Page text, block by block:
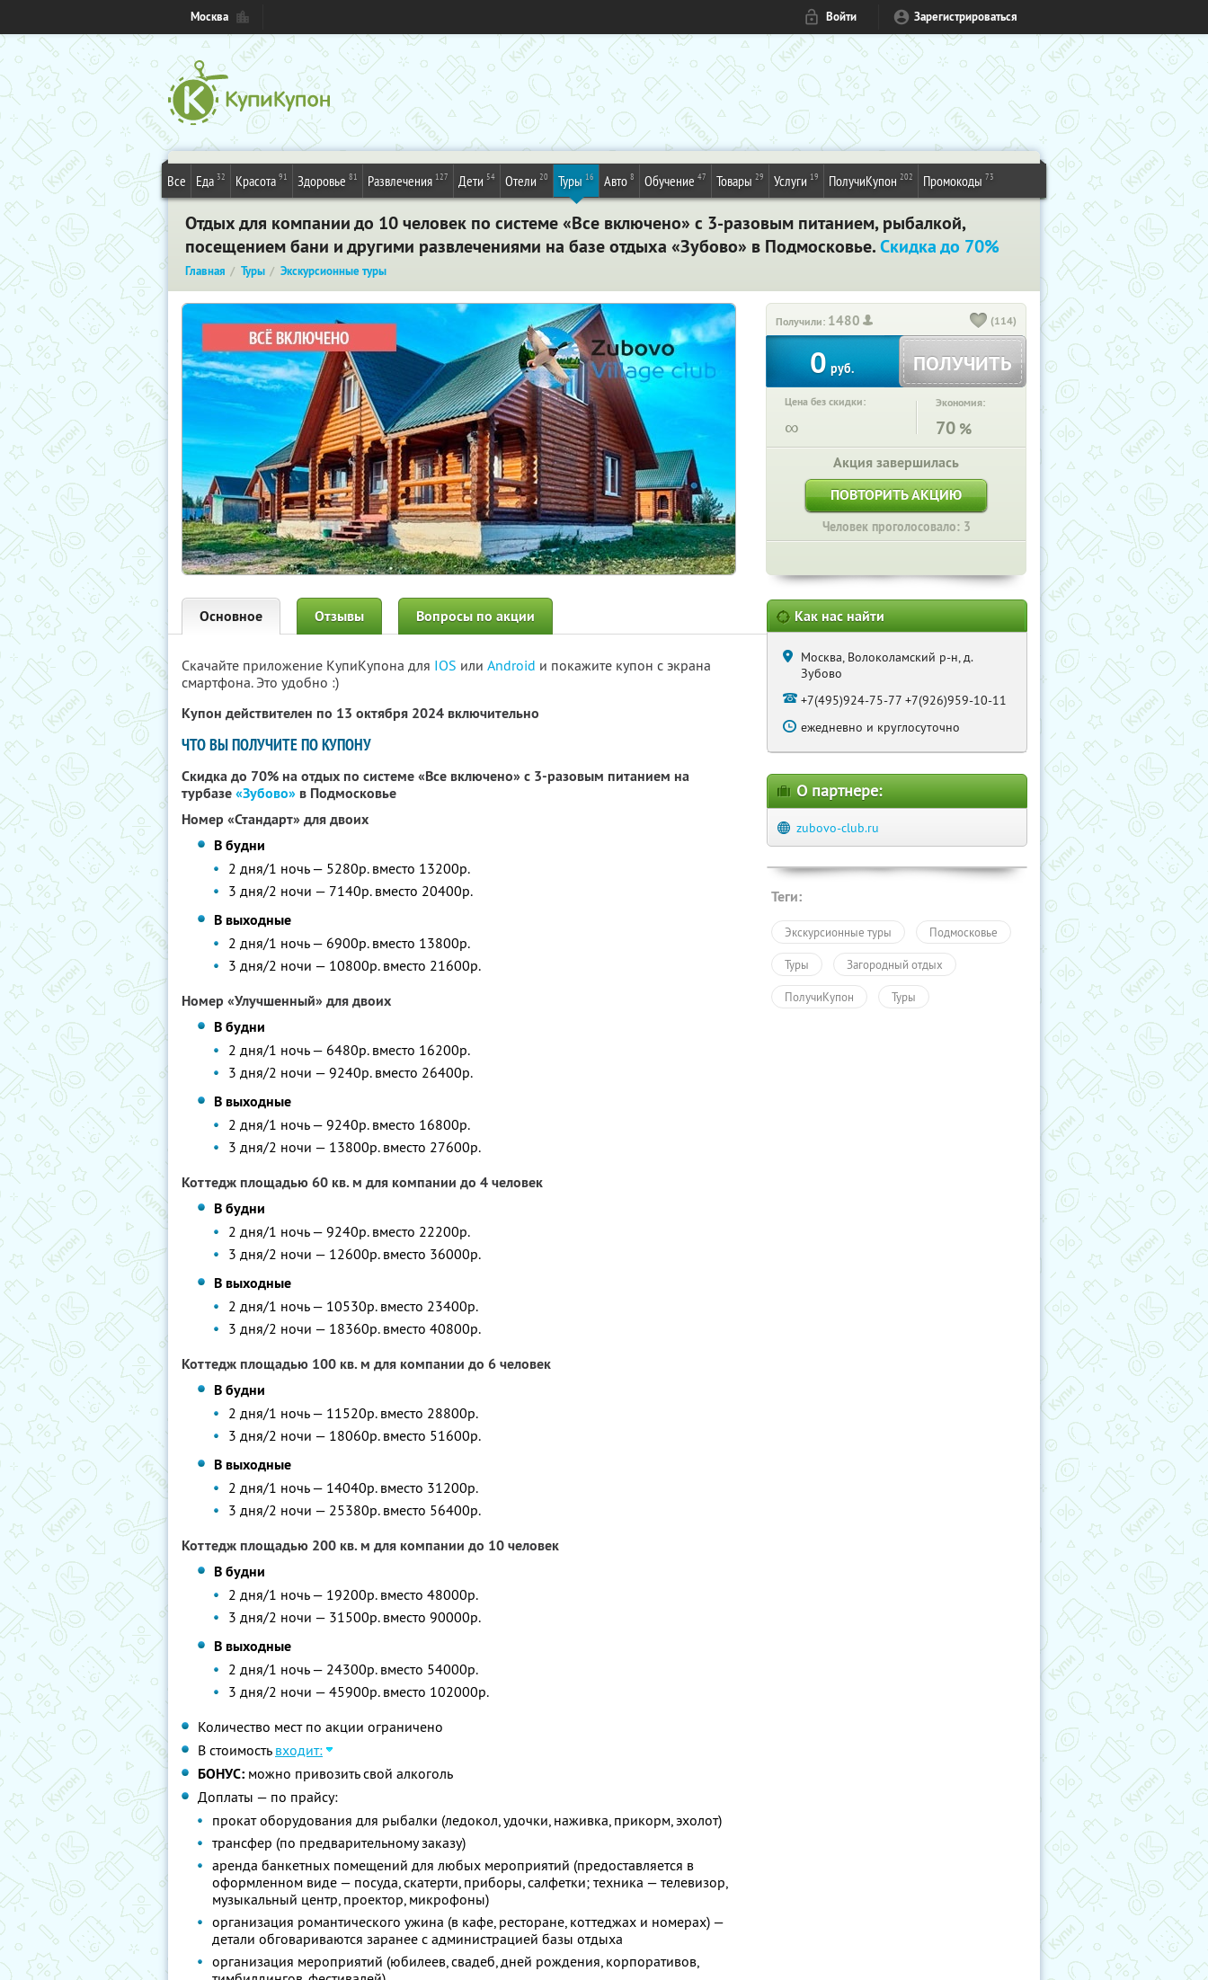
Москва Войти Зарегистрироваться
Все Еда 32 Красота 91 Здоровье 81 Развлечения 127 Дети 54 Отели 20 Туры 16 Авто 8 Обучение 47 Товары 29 Услуги 19 ПолучиКупон 202 Промокоды 73
Отдых для компании до 10 человек по системе «Все включено» с 3-разовым питанием, рыбалкой,
посещением бани и другими развлечениями на базе отдыха «Зубово» в Подмосковье.Скидка до 70%
Главная Туры Экскурсионные туры
Получили: 1480 (114)
0 руб. ПОЛУЧИТЬ
Цена без скидки:
∞
Экономия:
70 %
Акция завершилась
ПОВТОРИТЬ АКЦИЮ
Человек проголосовало: 3
Основное Отзывы Вопросы по акции
Скачайте приложение КупиКупона для IOS или Android и покажите купон с экрана
смартфона. Это удобно :)
Купон действителен по 13 октября 2024 включительно
ЧТО ВЫ ПОЛУЧИТЕ ПО КУПОНУ
Скидка до 70% на отдых по системе «Все включено» с 3-разовым питанием на
турбазе«Зубово» в Подмосковье
Номер «Стандарт» для двоих
В будни
2 дня/1 ночь — 5280р. вместо 13200р.
3 дня/2 ночи — 7140р. вместо 20400р.
В выходные
2 дня/1 ночь — 6900р. вместо 13800р.
3 дня/2 ночи — 10800р. вместо 21600р.
Номер «Улучшенный» для двоих
В будни
2 дня/1 ночь — 6480р. вместо 16200р.
3 дня/2 ночи — 9240р. вместо 26400р.
В выходные
2 дня/1 ночь — 9240р. вместо 16800р.
3 дня/2 ночи — 13800р. вместо 27600р.
Коттедж площадью 60 кв. м для компании до 4 человек
В будни
2 дня/1 ночь — 9240р. вместо 22200р.
3 дня/2 ночи — 12600р. вместо 36000р.
В выходные
2 дня/1 ночь — 10530р. вместо 23400р.
3 дня/2 ночи — 18360р. вместо 40800р.
Коттедж площадью 100 кв. м для компании до 6 человек
В будни
2 дня/1 ночь — 11520р. вместо 28800р.
3 дня/2 ночи — 18060р. вместо 51600р.
В выходные
2 дня/1 ночь — 14040р. вместо 31200р.
3 дня/2 ночи — 25380р. вместо 56400р.
Коттедж площадью 200 кв. м для компании до 10 человек
В будни
2 дня/1 ночь — 19200р. вместо 48000р.
3 дня/2 ночи — 31500р. вместо 90000р.
В выходные
2 дня/1 ночь — 24300р. вместо 54000р.
3 дня/2 ночи — 45900р. вместо 102000р.
Количество мест по акции ограничено
В стоимость входит:
БОНУС: можно привозить свой алкоголь
Доплаты — по прайсу:
прокат оборудования для рыбалки (ледокол, удочки, наживка, прикорм, эхолот)
трансфер (по предварительному заказу)
аренда банкетных помещений для любых мероприятий (предоставляется в
оформленном виде — посуда, скатерти, приборы, салфетки; техника — телевизор,
музыкальный центр, проектор, микрофоны)
организация романтического ужина (в кафе, ресторане, коттеджах и номерах) —
детали обговариваются заранее с администрацией базы отдыха
организация мероприятий (юбилеев, свадеб, дней рождения, корпоративов,
Как нас найти
Москва, Волоколамский р-н, д.
Зубово
+7(495)924-75-77 +7(926)959-10-11
ежедневно и круглосуточно
О партнере:
zubovo-club.ru
Теги:
Экскурсионные туры Подмосковье
Туры Загородный отдых
ПолучиКупон Туры